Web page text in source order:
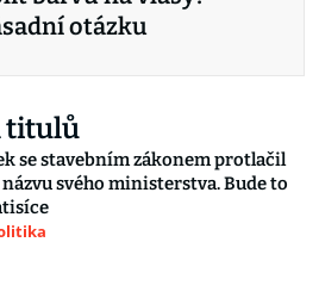
otázku
titulů
se stavebním zákonem protlačil
svého ministerstva. Bude to